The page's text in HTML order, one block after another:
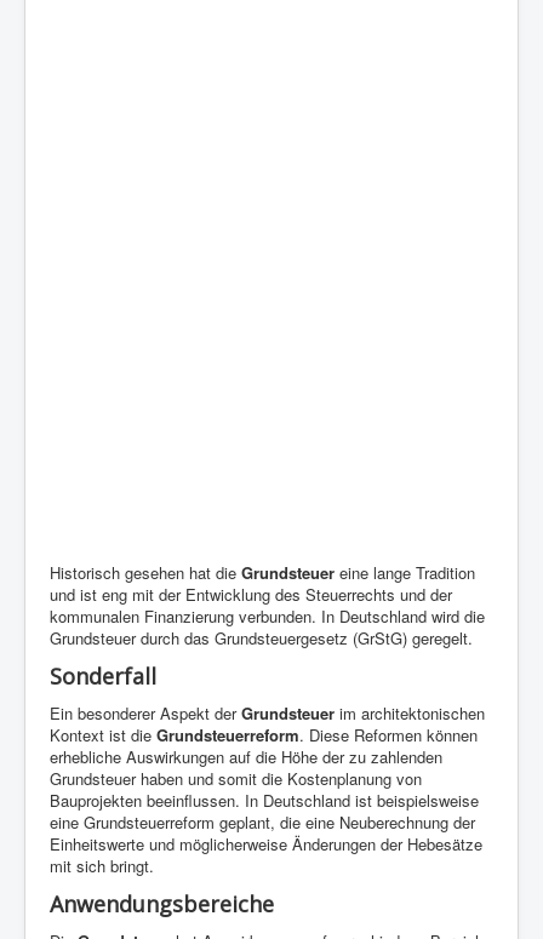
Historisch gesehen hat die Grundsteuer eine lange Tradition
und ist eng mit der Entwicklung des Steuerrechts und der
kommunalen Finanzierung verbunden. In Deutschland wird die
Grundsteuer durch das Grundsteuergesetz (GrStG) geregelt.
Sonderfall
Ein besonderer Aspekt derGrundsteuer im architektonischen
Kontext ist die Grundsteuerreform. Diese Reformen können
erhebliche Auswirkungen auf die Höhe der zu zahlenden
Grundsteuer haben und somit die Kostenplanung von
Bauprojekten beeinflussen. In Deutschland ist beispielsweise
eine Grundsteuerreform geplant, die eine Neuberechnung der
Einheitswerte und möglicherweise Änderungen der Hebesätze
mit sich bringt.
Anwendungsbereiche